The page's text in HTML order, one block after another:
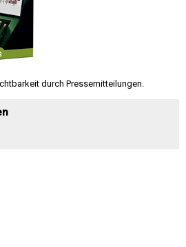
durch Pressemitteilungen.